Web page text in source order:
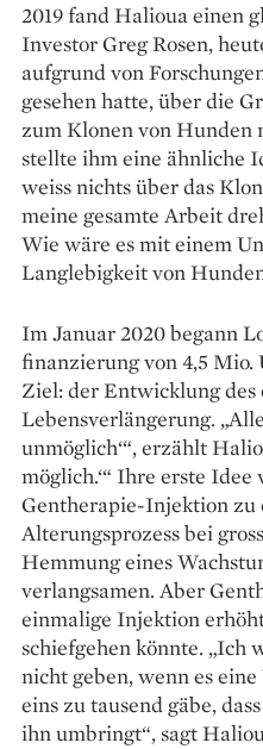
2019 fand Halioua einen
Investor Greg Rosen,
aufgrund von
gesehen hatte, über die
zum Klonen von Hunden
stellte ihm eine ähnliche
weiss nichts über das
meine gesamte Arbeit
Wie wäre es mit einem
Langlebigkeit von
Im Januar 2020 begann
finanzierung von 4,5
Ziel: der Entwicklung
Lebensverlängerung.
unmöglich‘“, erzählt
möglich.‘“ Ihre erste
Gentherapie-Injektion zu
Alterungsprozess bei
Hemmung eines
verlangsamen. Aber
einmalige Injektion
schiefgehen könnte. „Ich
nicht geben, wenn es
eins zu tausend gäbe,
ihn ­umbringt“, sagt